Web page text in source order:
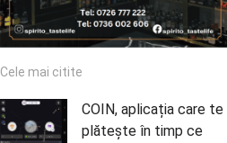
Cele mai citite
COIN, aplicația care te
plătește în timp ce